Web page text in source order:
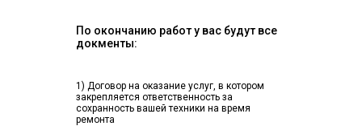
По окончанию работ у вас будут все
докменты:
1) Договор на оказание услуг, в котором
закрепляется ответственность за
сохранность вашей техники на время
ремонта